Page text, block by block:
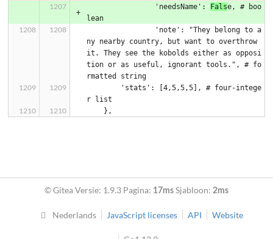
		'needsName':
False, # boo
lean
ny nearby country, but want to overthrow
it. They see the kobolds either as opposi
tion or as useful, ignorant tools.", # fo
rmatted string
r list
    },
© Gitea Versie: 1.9.3 Pagina: 17ms Sjabloon: 2ms
Nederlands JavaScript licenses API Website